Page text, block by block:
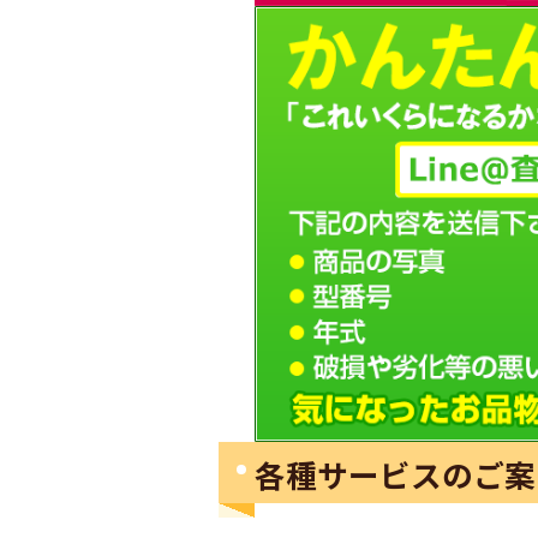
各種サービスのご